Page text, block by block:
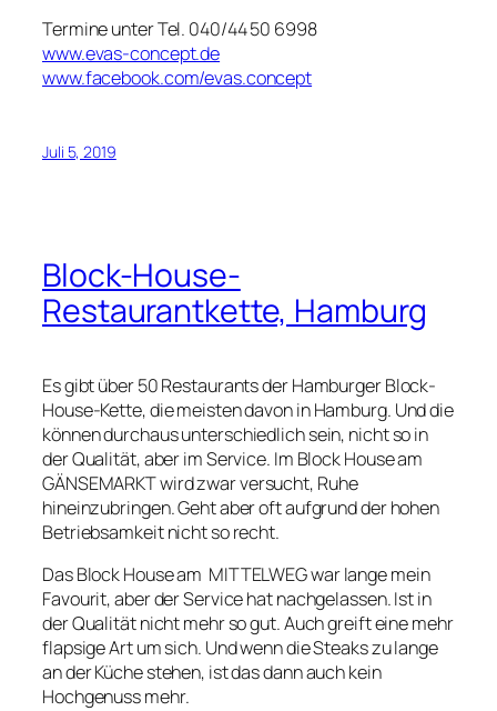
Termine unter Tel. 040/44 50 6998
www.evas-concept.de
www.facebook.com/evas.concept
Juli 5, 2019
Block-House-
Restaurantkette, Hamburg
Es gibt über 50 Restaurants der Hamburger Block-
House-Kette, die meisten davon in Hamburg. Und die
können durchaus unterschiedlich sein, nicht so in
der Qualität, aber im Service. Im Block House am
GÄNSEMARKT wird zwar versucht, Ruhe
hineinzubringen. Geht aber oft aufgrund der hohen
Betriebsamkeit nicht so recht.
Das Block House am MITTELWEG war lange mein
Favourit, aber der Service hat nachgelassen. Ist in
der Qualität nicht mehr so gut. Auch greift eine mehr
flapsige Art um sich. Und wenn die Steaks zu lange
an der Küche stehen, ist das dann auch kein
Hochgenuss mehr.